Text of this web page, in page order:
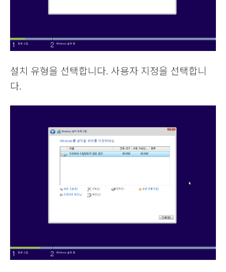
설치 유형을 선택합니다. 사용자 지정을 선택합니
다.